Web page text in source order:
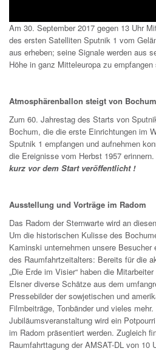
Am 30. September 2017 gegen 13 Uhr
des ersten Satelliten Sputnik 1 vom
aus erheben; seine Signale werden aus
Höhe in ganz Mitteleuropa zu empfangen
Atmosphärenballon steigt von
Zum 60. Jahrestag des Starts von
Bochum, die die erste Einrichtungen im
Sputnik 1 empfangen und aufnehmen
die Ereignisse vom Herbst 1957 erinnern.
kurz vor dem Start veröffentlicht !
Ausstellung und Vorträge im Radom
Das Radom der Sternwarte wird an
Um die historischen Kulisse des
Kaminski unternehmen unsere
des Raumfahrtzeitalters: Bereits für die
„Die Erde im Visier“ haben die
Elsner diverse Schätze aus dem
Pressebilder der sowjetischen und
Filmbeiträge, Tonbänder und vieles
Jubiläumsveranstaltung wird ein
im Radom präsentiert werden. Zugleich
Raumfahrttagung der AMSAT-DL von 10